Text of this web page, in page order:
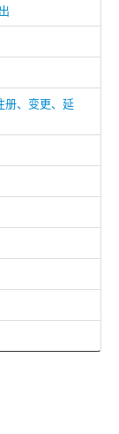
册、变更、延